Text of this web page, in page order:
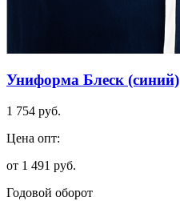
Униформа Блеск (синий)
1 754 руб.
Цена опт:
от 1 491 руб.
Годовой оборот